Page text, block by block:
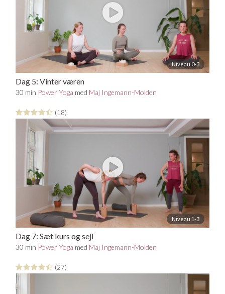
Niveau 0-3
Dag 5: Vinter væren
30 min Power Yoga med Maj Ingemann-Molden
(18)
Niveau 1-3
Dag 7: Sæt kurs og sejl
30 min Power Yoga med Maj Ingemann-Molden
(27)